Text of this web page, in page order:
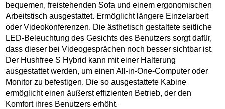
bequemen, freistehenden Sofa und einem ergonomischen
Arbeitstisch ausgestattet. Ermöglicht längere Einzelarbeit
oder Videokonferenzen. Die ästhetisch gestaltete seitliche
LED-Beleuchtung des Gesichts des Benutzers sorgt dafür,
dass dieser bei Videogesprächen noch besser sichtbar ist.
Der Hushfree S Hybrid kann mit einer Halterung
ausgestattet werden, um einen All-in-One-Computer oder
Monitor zu befestigen. Die so ausgestattete Kabine
ermöglicht einen äußerst effizienten Betrieb, der den
Komfort ihres Benutzers erhöht.